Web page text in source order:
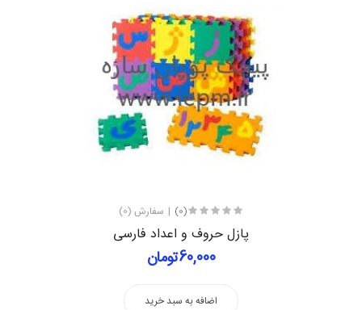
(0) سفارش (0)
پازل حروف و اعداد فارسی
60,000تومان
اضافه به سبد خرید